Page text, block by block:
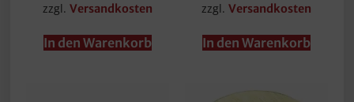
zzgl.Versandkosten
In den Warenkorb
zzgl. Versandkosten
In den Warenkorb